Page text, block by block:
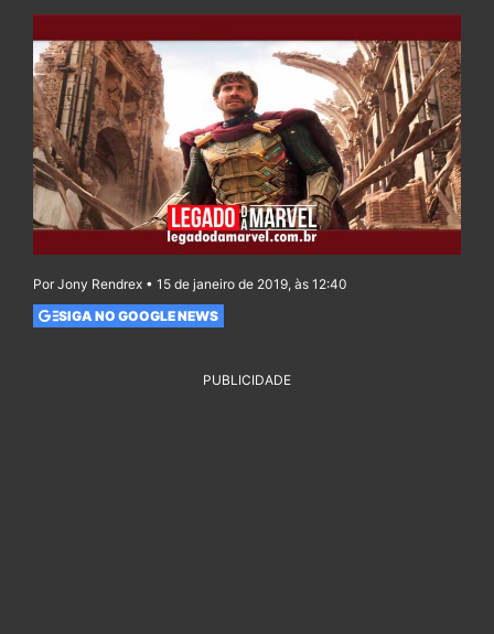
Por Jony Rendrex • 15 de janeiro de 2019, às 12:40
SIGA NO GOOGLE NEWS
PUBLICIDADE